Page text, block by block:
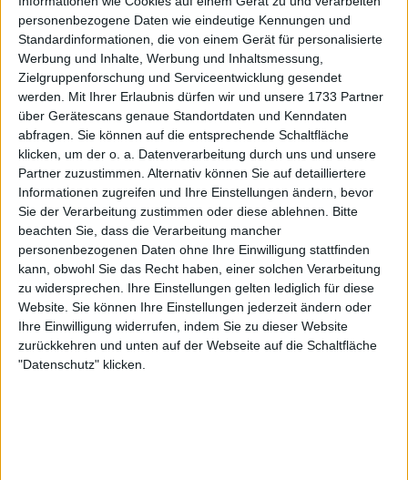
personenbezogene Daten wie eindeutige Kennungen und
Standardinformationen, die von einem Gerät für personalisierte
Werbung und Inhalte, Werbung und Inhaltsmessung,
Zielgruppenforschung und Serviceentwicklung gesendet
werden.
Mit Ihrer Erlaubnis dürfen wir und unsere 1733 Partner
über Gerätescans genaue Standortdaten und Kenndaten
abfragen. Sie können auf die entsprechende Schaltfläche
klicken, um der o. a. Datenverarbeitung durch uns und unsere
Partner zuzustimmen. Alternativ können Sie auf detailliertere
Informationen zugreifen und Ihre Einstellungen ändern, bevor
Sie der Verarbeitung zustimmen oder diese ablehnen.
Bitte
beachten Sie, dass die Verarbeitung mancher
personenbezogenen Daten ohne Ihre Einwilligung stattfinden
kann, obwohl Sie das Recht haben, einer solchen Verarbeitung
zu widersprechen. Ihre Einstellungen gelten lediglich für diese
Website. Sie können Ihre Einstellungen jederzeit ändern oder
Ihre Einwilligung widerrufen, indem Sie zu dieser Website
zurückkehren und unten auf der Webseite auf die Schaltfläche
"Datenschutz" klicken.
sicherte sich aber dennoch ihren Platz in der
nächsten Runde, nachdem sich eine der
Qualifikantinnen verletzt hatte. Sie gewann drei
Spiele in Folge, bevor sie gegen eine fünfmalige
Grand-Slam-Siegerin verlor. Es war Lys' beste
Platzierung bei einem Grand Slam-Turnier.
Weiterlesen
Iga Swiatek beendet die
sensationelle Reise von Eva Lys
bei den Australian Open 2025